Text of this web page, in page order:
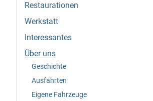
Restaurationen
Werkstatt
Interessantes
Über uns
Geschichte
Ausfahrten
Eigene Fahrzeuge